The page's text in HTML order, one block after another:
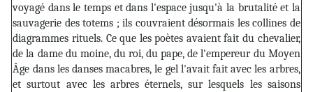
voyagé dans le temps et dans l'espace jusqu'à la brutalité et la
sauvagerie des totems ; ils couvraient désormais les collines de
diagrammes rituels. Ce que les poètes avaient fait du chevalier,
de la dame du moine, du roi, du pape, de l'empereur du Moyen
Âge dans les danses macabres, le gel l'avait fait avec les arbres,
et surtout avec les arbres éternels, sur lesquels les saisons